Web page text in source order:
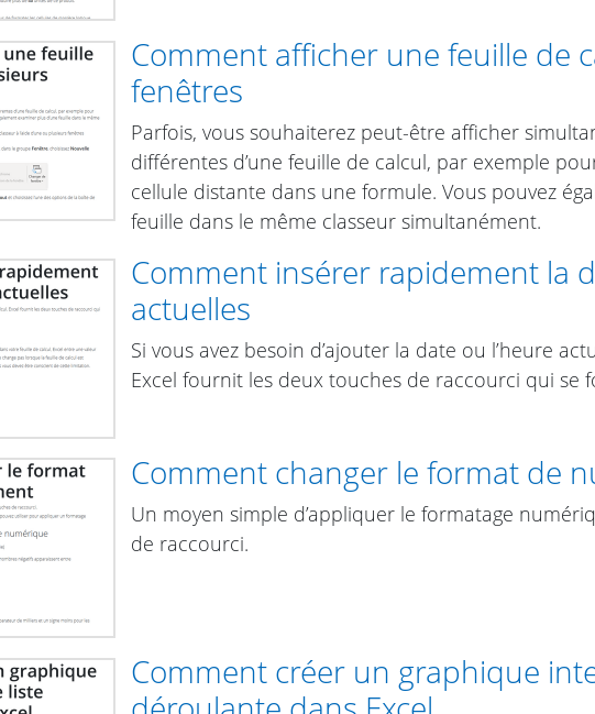
Comment afficher une feuille de
fenêtres
Parfois, vous souhaiterez peut-être afficher
différentes d’une feuille de calcul, par exemple
cellule distante dans une formule. Vous pouvez
feuille dans le même classeur simultanément.
Comment insérer rapidement la
actuelles
Si vous avez besoin d’ajouter la date ou l’heure
Excel fournit les deux touches de raccourci qui se
Comment changer le format de
Un moyen simple d’appliquer le formatage
de raccourci.
Comment créer un graphique